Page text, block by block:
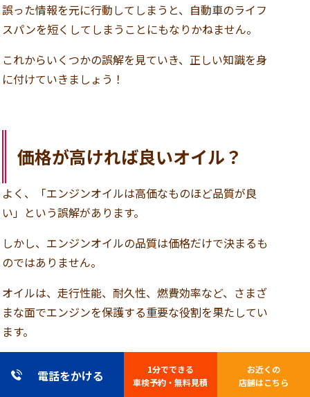
誤った情報を元に行動してしまうと、自動車のライフ
スパンを短くしてしまうことにもなりかねません。
これからいくつかの誤解を見ていき、正しい知識を身
に付けていきましょう！
価格が高ければ良いオイル？
よく、「エンジンオイルは高価なものほど品質が良
い」という誤解があります。
しかし、エンジンオイルの品質は価格だけで決まるも
のではありません。
オイルは、走行性能、耐久性、燃費効率など、さまざ
まな面でエンジンを保護する重要な役割を果たしてい
ます。
価格が高いからと言って必ずしもエンジンに適してい
るか、またその車の状況や使用環境に適しているかは
電話をかける
1分でできる
車検予約・無料見積
お近くの
店舗はこちら